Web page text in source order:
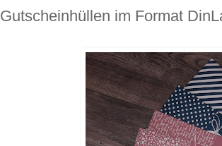
Gutscheinhüllen im Format